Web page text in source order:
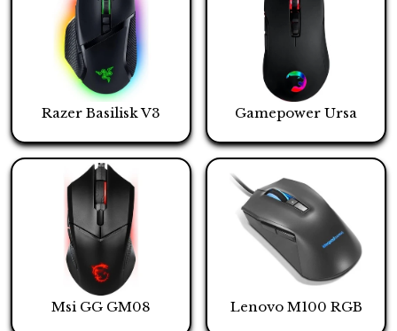
Razer Basilisk V3 Gamepower Ursa
Msi GG GM08 Lenovo M100 RGB